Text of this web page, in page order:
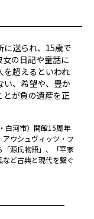
送られ、15歳で
の日記や童話に
を超えるといわれ
い、希望や、豊か
とが負の遺産を正
白河市）開館15周年
ウシュヴィッツ・フ
源氏物語」、「平家
ど古典と現代を繋ぐ